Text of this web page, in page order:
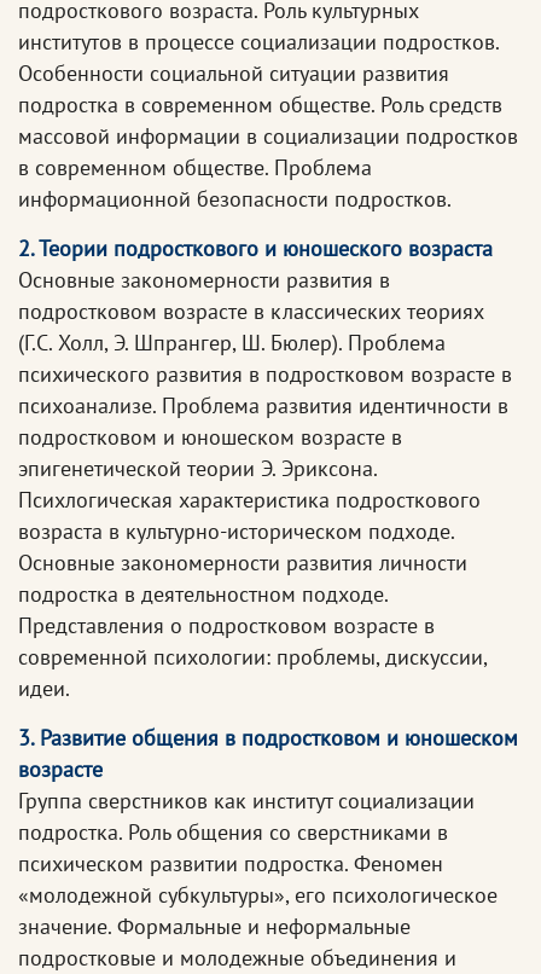
подросткового возраста. Роль культурных
институтов в процессе социализации подростков.
Особенности социальной ситуации развития
подростка в современном обществе. Роль средств
массовой информации в социализации подростков
в современном обществе. Проблема
информационной безопасности подростков.
2. Теории подросткового и юношеского возраста
Основные закономерности развития в
подростковом возрасте в классических теориях
(Г.С. Холл, Э. Шпрангер, Ш. Бюлер). Проблема
психического развития в подростковом возрасте в
психоанализе. Проблема развития идентичности в
подростковом и юношеском возрасте в
эпигенетической теории Э. Эриксона.
Психлогическая характеристика подросткового
возраста в культурно-историческом подходе.
Основные закономерности развития личности
подростка в деятельностном подходе.
Представления о подростковом возрасте в
современной психологии: проблемы, дискуссии,
идеи.
3. Развитие общения в подростковом и юношеском
возрасте
Группа сверстников как институт социализации
подростка. Роль общения со сверстниками в
психическом развитии подростка. Феномен
«молодежной субкультуры», его психологическое
значение. Формальные и неформальные
подростковые и молодежные объединения и